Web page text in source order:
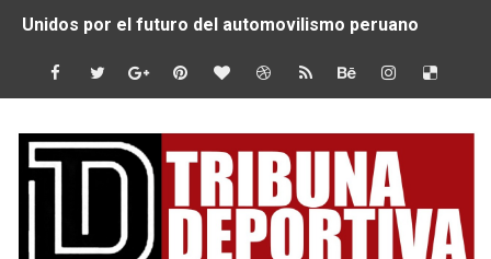
Unidos por el futuro del automovilismo peruano
De Huaraz para el mundo: La Ultra Trail Cordillera
MARATÓN DE LIMA: EL CHEQUEO MÉDICO COMO LA
CLAUDIO PIZARRO: "YO ESPERABA MUCHO MÁS DE